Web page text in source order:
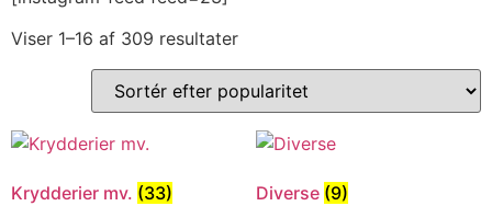
Viser 1–16 af 309 resultater
Krydderier mv. (33) Diverse (9)